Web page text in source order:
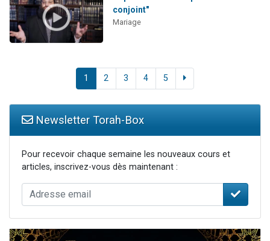
conjoint"
Mariage
1 2 3 4 5
Newsletter Torah-Box
Pour recevoir chaque semaine les nouveaux cours et
articles, inscrivez-vous dès maintenant :